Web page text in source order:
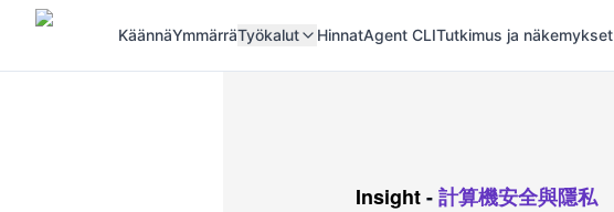
KäännäYmmärräTyökalut HinnatAgent CLITutkimus ja näkemykset
Insight-計算機安全與隱私